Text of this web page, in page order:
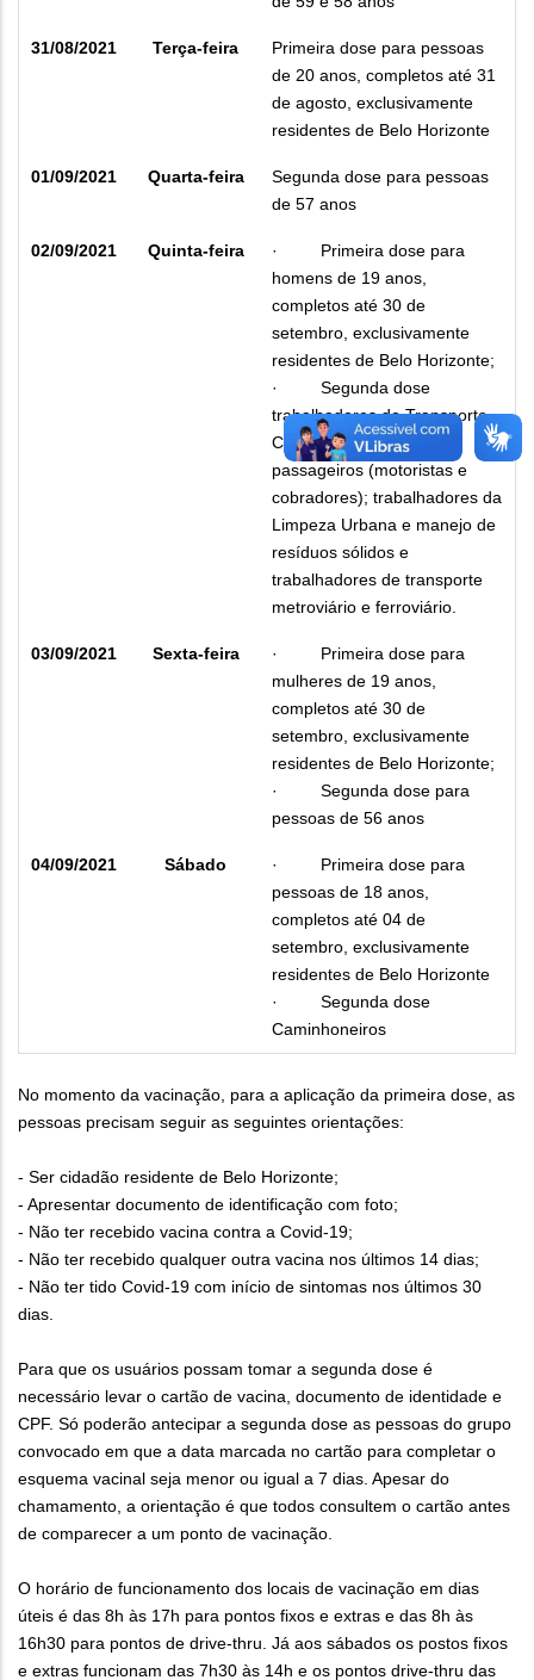
31/08/2021 Terça-feira
Primeira dose para pessoas
de 20 anos, completos até 31
de agosto, exclusivamente
residentes de Belo Horizonte
01/09/2021 Quarta-feira
Segunda dose para pessoas
de 57 anos
02/09/2021 Quinta-feira ·
Primeira dose para
homens de 19 anos,
completos até 30 de
setembro, exclusivamente
residentes de Belo Horizonte;
·
Segunda dose
trabalhadores do Transporte
Coletivo e Rodoviário de
passageiros (motoristas e
cobradores); trabalhadores da
Limpeza Urbana e manejo de
resíduos sólidos e
trabalhadores de transporte
metroviário e ferroviário.
03/09/2021 Sexta-feira ·
Primeira dose para
mulheres de 19 anos,
completos até 30 de
setembro, exclusivamente
residentes de Belo Horizonte;
·
Segunda dose para
pessoas de 56 anos
04/09/2021 Sábado ·
Primeira dose para
pessoas de 18 anos,
completos até 04 de
setembro, exclusivamente
residentes de Belo Horizonte
·
Segunda dose
Caminhoneiros
No momento da vacinação, para a aplicação da primeira dose, as
pessoas precisam seguir as seguintes orientações:
- Ser cidadão residente de Belo Horizonte;
- Apresentar documento de identificação com foto;
- Não ter recebido vacina contra a Covid-19;
- Não ter recebido qualquer outra vacina nos últimos 14 dias;
- Não ter tido Covid-19 com início de sintomas nos últimos 30
dias.
Para que os usuários possam tomar a segunda dose é
necessário levar o cartão de vacina, documento de identidade e
CPF. Só poderão antecipar a segunda dose as pessoas do grupo
convocado em que a data marcada no cartão para completar o
esquema vacinal seja menor ou igual a 7 dias. Apesar do
chamamento, a orientação é que todos consultem o cartão antes
de comparecer a um ponto de vacinação.
O horário de funcionamento dos locais de vacinação em dias
úteis é das 8h às 17h para pontos fixos e extras e das 8h às
16h30 para pontos de drive-thru. Já aos sábados os postos fixos
e extras funcionam das 7h30 às 14h e os pontos drive-thru das